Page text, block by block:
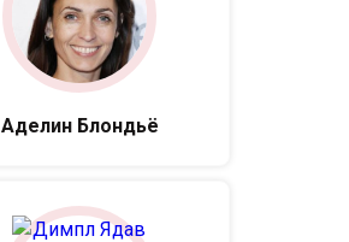
Аделин Блондьё